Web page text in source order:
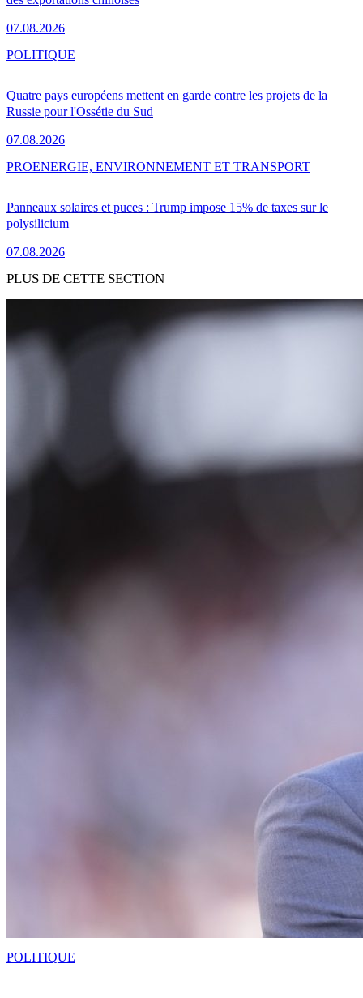
07.08.2026
Quatre pays européens mettent en garde contre les projets de la
Russie pour l'Ossétie du Sud
07.08.2026
POLITIQUE
Panneaux solaires et puces : Trump impose 15% de taxes sur le
polysilicium
07.08.2026
PROENERGIE, ENVIRONNEMENT ET TRANSPORT
PLUS DE CETTE SECTION
POLITIQUE